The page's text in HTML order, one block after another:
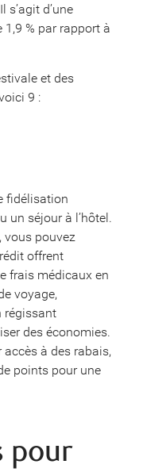
d’une
% par rapport à
et des
9 :
fidélisation
un séjour à l’hôtel.
vous pouvez
offrent
frais médicaux en
voyage,
régissant
des économies.
à des rabais,
points pour une
pour